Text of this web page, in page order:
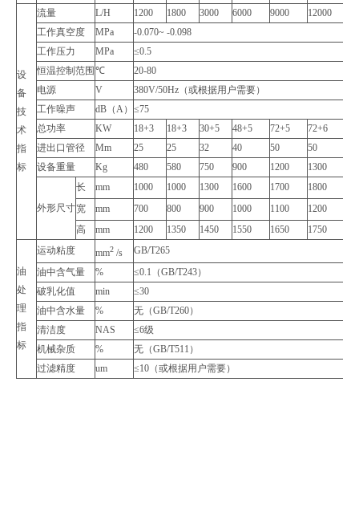
设
备
技
术
指
标
流量 L/H 1200 1800 3000 6000 9000 12000
工作真空度
MPa
-0.070~ -0.098
工作压力
MPa
≤0.5
恒温控制范围℃
20-80
电源
V
380V/50Hz（或根据用户需要）
工作噪声
dB（A） ≤75
总功率
KW 18+3 18+3 30+5 48+5 72+5 72+6
进出口管径
Mm 25 25 32 40 50 50
设备重量
Kg 480 580 750 900 1200 1300
外形尺寸
长 mm 1000 1000 1300 1600 1700 1800
宽
mm 700 800 900 1000 1100 1200
高
mm 1200 1350 1450 1550 1650 1750
油
处
理
指
标
运动粘度 mm2 /s
GB/T265
油中含气量
%
≤0.1（GB/T243）
破乳化值
min
≤30
油中含水量
%
无（GB/T260）
清洁度
NAS
≤6级
机械杂质
%
无（GB/T511）
过滤精度
um ≤10（或根据用户需要）